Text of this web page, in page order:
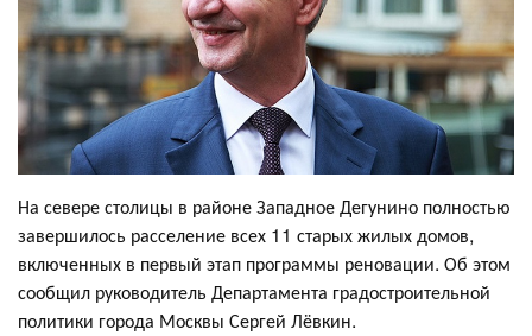
На севере столицы в районе Западное Дегунино полностью
завершилось расселение всех 11 старых жилых домов,
включенных в первый этап программы реновации. Об этом
сообщил руководитель Департамента градостроительной
политики города Москвы Сергей Лёвкин.